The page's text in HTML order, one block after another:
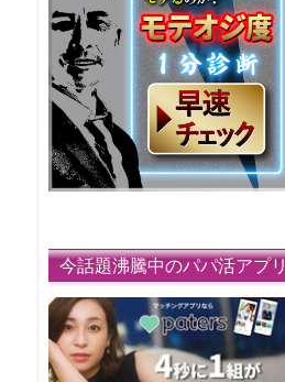
今話題沸騰中のパパ活アプリ